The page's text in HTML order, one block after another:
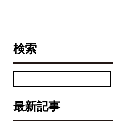
検索
最新記事